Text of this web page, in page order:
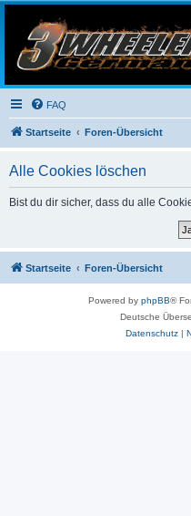
3-Wheelers Germany
Honda, Yamaha, Kawasaki Trike
FAQ
Startseite Foren-Übersicht
Alle Cookies löschen
Bist du dir sicher, dass du alle
Startseite Foren-Übersicht
Powered by phpBB®
Deutsche
Datenschutz |